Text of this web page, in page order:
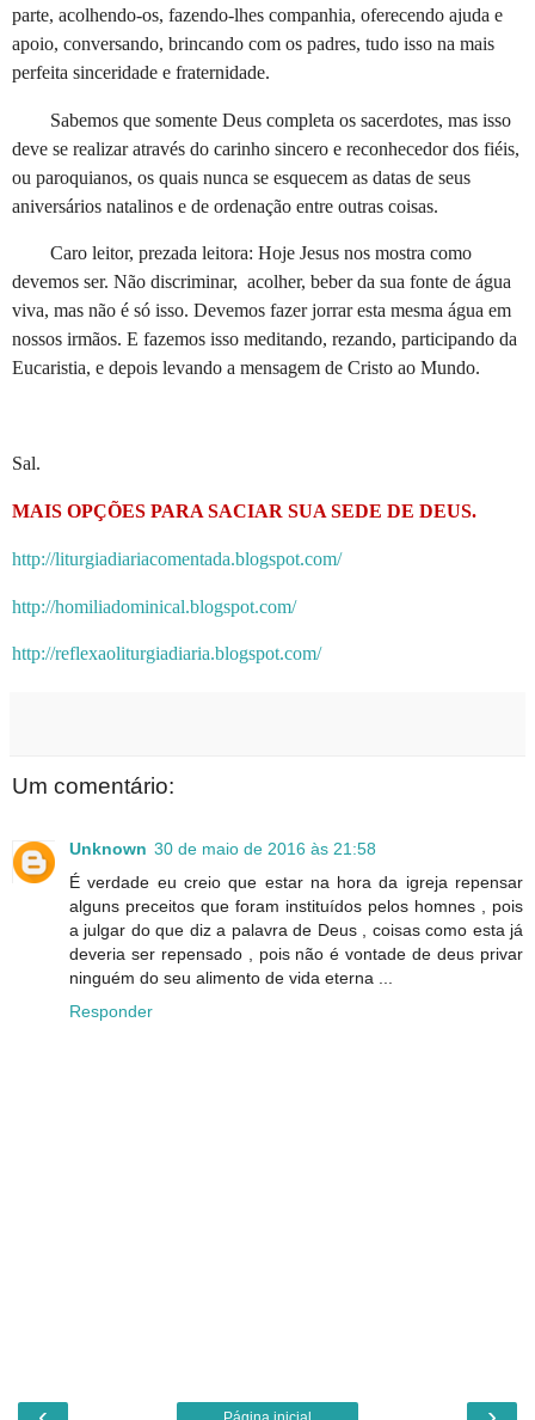
parte, acolhendo-os, fazendo-lhes companhia, oferecendo ajuda e
apoio, conversando, brincando com os padres, tudo isso na mais
perfeita sinceridade e fraternidade.
Sabemos que somente Deus completa os sacerdotes, mas isso
deve se realizar através do carinho sincero e reconhecedor dos fiéis,
ou paroquianos, os quais nunca se esquecem as datas de seus
aniversários natalinos e de ordenação entre outras coisas.
Caro leitor, prezada leitora: Hoje Jesus nos mostra como
devemos ser. Não discriminar, acolher, beber da sua fonte de água
viva, mas não é só isso. Devemos fazer jorrar esta mesma água em
nossos irmãos. E fazemos isso meditando, rezando, participando da
Eucaristia, e depois levando a mensagem de Cristo ao Mundo.
Sal.
MAIS OPÇÕES PARA SACIAR SUA SEDE DE DEUS.
http://liturgiadiariacomentada.blogspot.com/
http://homiliadominical.blogspot.com/
http://reflexaoliturgiadiaria.blogspot.com/
Um comentário:
Unknown 30 de maio de 2016 às 21:58
É verdade eu creio que estar na hora da igreja repensar
alguns preceitos que foram instituídos pelos homnes , pois
a julgar do que diz a palavra de Deus , coisas como esta já
deveria ser repensado , pois não é vontade de deus privar
ninguém do seu alimento de vida eterna ...
Responder